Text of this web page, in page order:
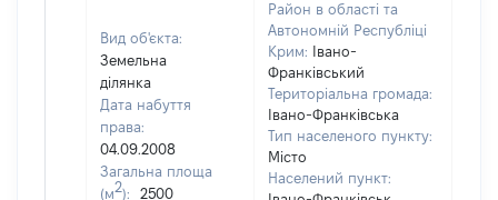
Вид об'єкта:
Земельна
ділянка
Дата набуття
права:
04.09.2008
Загальна площа
(м2):
2500
Район в області та
Автономній Республіці
Крим:
Івано-
Франківський
Територіальна громада:
Івано-Франківська
Тип населеного пункту:
Місто
Населений пункт: